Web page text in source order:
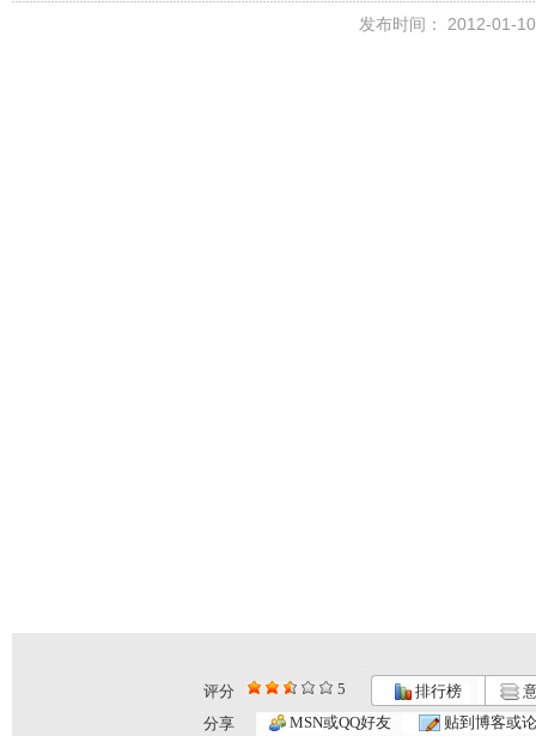
发布时间： 2012-01-
评分 5 排行榜
分享
MSN或QQ好友 贴到博客或